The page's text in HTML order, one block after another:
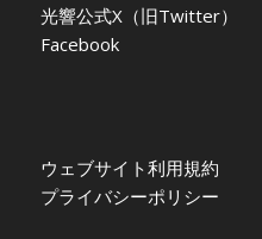
光響公式X（旧Twitter）
Facebook
ウェブサイト利用規約
プライバシーポリシー